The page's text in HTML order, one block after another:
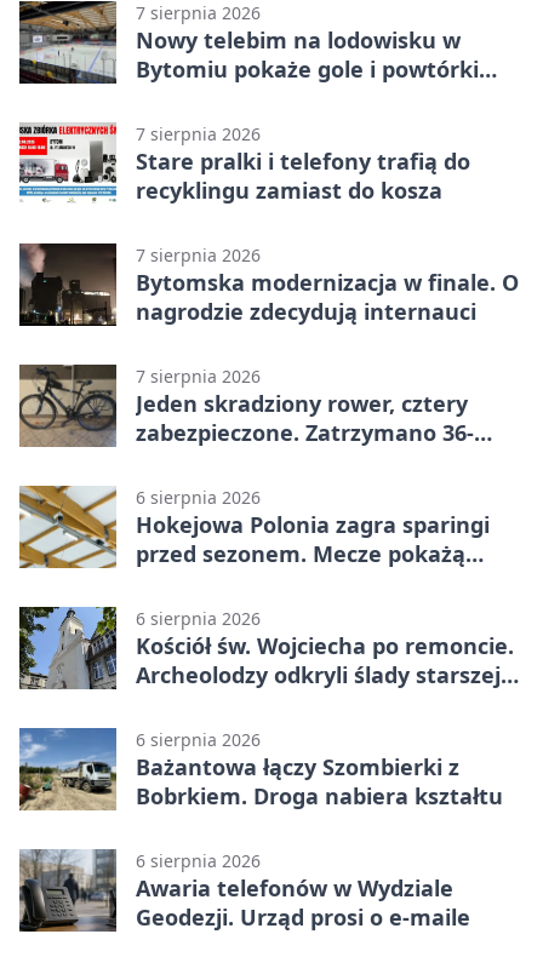
7 sierpnia 2026
Nowy telebim na lodowisku w
Bytomiu pokaże gole i powtórki
7 sierpnia 2026
Stare pralki i telefony trafią do
recyklingu zamiast do kosza
7 sierpnia 2026
Bytomska modernizacja w finale. O
nagrodzie zdecydują internauci
7 sierpnia 2026
Jeden skradziony rower, cztery
zabezpieczone. Zatrzymano 36-
6 sierpnia 2026
Hokejowa Polonia zagra sparingi
przed sezonem. Mecze pokażą
6 sierpnia 2026
Kościół św. Wojciecha po remoncie.
Archeolodzy odkryli ślady starszej
6 sierpnia 2026
Bażantowa łączy Szombierki z
Bobrkiem. Droga nabiera kształtu
6 sierpnia 2026
Awaria telefonów w Wydziale
Geodezji. Urząd prosi o e-maile